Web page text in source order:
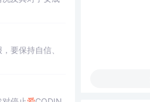
要保持自信、